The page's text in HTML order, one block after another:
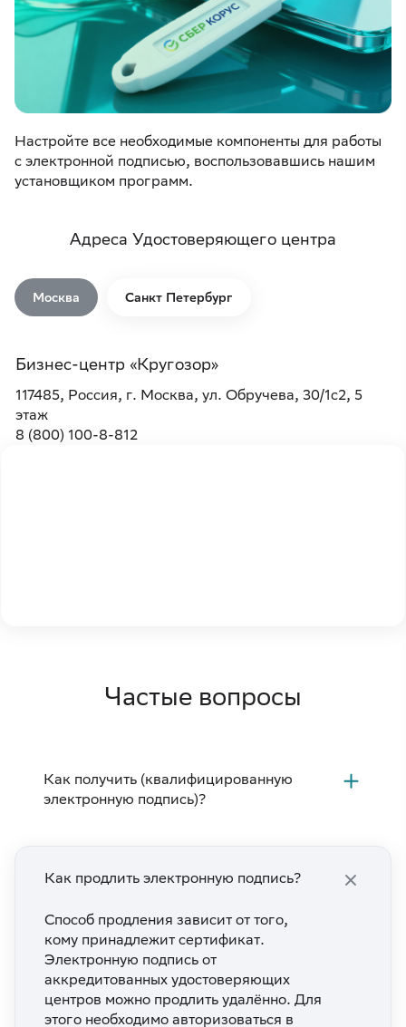
Настройте все необходимые компоненты для работы
с электронной подписью, воспользовавшись нашим
установщиком программ.
Адреса Удостоверяющего центра
Москва Санкт Петербург
Бизнес-центр «Кругозор»
117485, Россия, г. Москва, ​ул. Обручева, 30/1с2, 5
этаж
8 (800) 100-8-812
Частые вопросы
Как получить (квалифицированную
электронную подпись)?
Как продлить электронную подпись?
Способ продления зависит от того,
кому принадлежит сертификат.
Электронную подпись от
аккредитованных удостоверяющих
центров можно продлить удалённо. Для
этого необходимо авторизоваться в